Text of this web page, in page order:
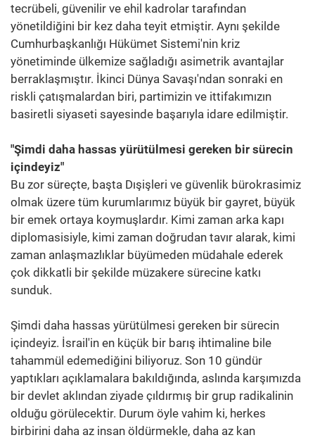
tecrübeli, güvenilir ve ehil kadrolar tarafından
yönetildiğini bir kez daha teyit etmiştir. Aynı şekilde
Cumhurbaşkanlığı Hükümet Sistemi'nin kriz
yönetiminde ülkemize sağladığı asimetrik avantajlar
berraklaşmıştır. İkinci Dünya Savaşı'ndan sonraki en
riskli çatışmalardan biri, partimizin ve ittifakımızın
basiretli siyaseti sayesinde başarıyla idare edilmiştir.
"Şimdi daha hassas yürütülmesi gereken bir sürecin
içindeyiz"
Bu zor süreçte, başta Dışişleri ve güvenlik bürokrasimiz
olmak üzere tüm kurumlarımız büyük bir gayret, büyük
bir emek ortaya koymuşlardır. Kimi zaman arka kapı
diplomasisiyle, kimi zaman doğrudan tavır alarak, kimi
zaman anlaşmazlıklar büyümeden müdahale ederek
çok dikkatli bir şekilde müzakere sürecine katkı
sunduk.
Şimdi daha hassas yürütülmesi gereken bir sürecin
içindeyiz. İsrail'in en küçük bir barış ihtimaline bile
tahammül edemediğini biliyoruz. Son 10 gündür
yaptıkları açıklamalara bakıldığında, aslında karşımızda
bir devlet aklından ziyade çıldırmış bir grup radikalinin
olduğu görülecektir. Durum öyle vahim ki, herkes
birbirini daha az insan öldürmekle, daha az kan